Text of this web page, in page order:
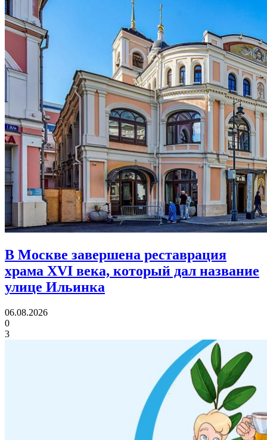
В Москве завершена реставрация
храма XVI века, который дал название
улице Ильинка
06.08.2026
0
3